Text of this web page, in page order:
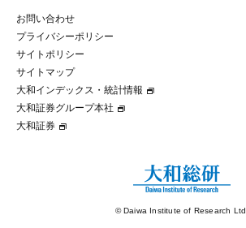
金融経済教育等
コラム
大和インデックス・統計情報
マルチステークホルダー方針
パートナーシップ構築宣言
大和総研の歩み
グループ会社
経験者採用
お問い合わせ
プライバシーポリシー
サイトポリシー
サイトマップ
大和インデックス・統計情報
大和証券グループ本社
大和証券
© Daiwa Institute of Research Ltd.